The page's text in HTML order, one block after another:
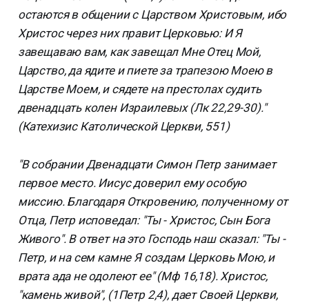
остаются в общении с Царством Христовым, ибо
Христос через них правит Церковью: И Я
завещаваю вам, как завещал Мне Отец Мой,
Царство, да ядите и пиете за трапезою Моею в
Царстве Моем, и сядете на престолах судить
двенадцать колен Израилевых (Лк 22,29-30)."
(Катехизис Католической Церкви, 551)
"В собрании Двенадцати Симон Петр занимает
первое место. Иисус доверил ему особую
миссию. Благодаря Откровению, полученному от
Отца, Петр исповедал: "Ты - Христос, Сын Бога
Живого". В ответ на это Господь наш сказал: "Ты -
Петр, и на сем камне Я создам Церковь Мою, и
врата ада не одолеют ее" (Мф 16,18). Христос,
"камень живой", (1Петр 2,4), дает Своей Церкви,